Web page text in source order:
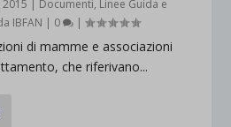
2015 | Documenti, Linee Guida e
IBFAN | 0 |
di mamme e associazioni
che riferivano...